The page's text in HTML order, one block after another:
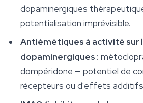
dopaminergiques
potentialisation imprévisible.
Antiémétiques à activité sur
dopaminergiques :
dompéridone — potentiel de
récepteurs ou d'effets